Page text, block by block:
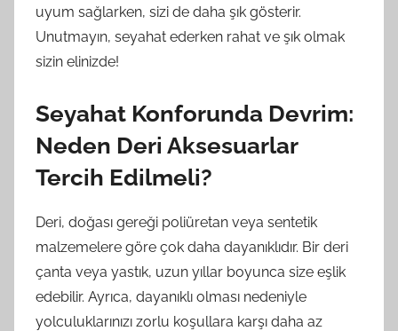
uyum sağlarken, sizi de daha şık gösterir.
Unutmayın, seyahat ederken rahat ve şık olmak
sizin elinizde!
Seyahat Konforunda Devrim:
Neden Deri Aksesuarlar
Tercih Edilmeli?
Deri, doğası gereği poliüretan veya sentetik
malzemelere göre çok daha dayanıklıdır. Bir deri
çanta veya yastık, uzun yıllar boyunca size eşlik
edebilir. Ayrıca, dayanıklı olması nedeniyle
yolculuklarınızı zorlu koşullara karşı daha az